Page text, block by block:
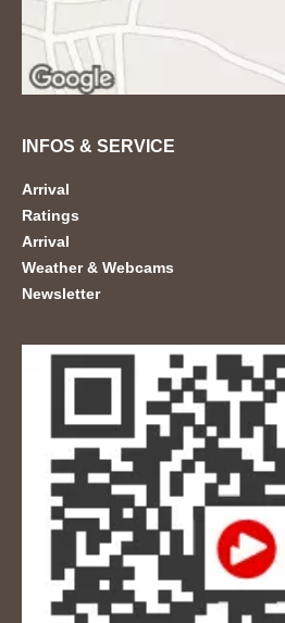
INFOS & SERVICE
Arrival
Ratings
Arrival
Weather & Webcams
Newsletter